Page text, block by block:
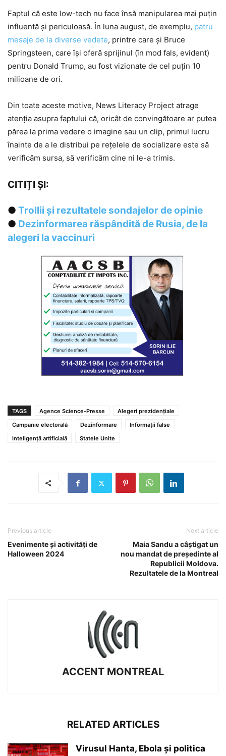
Faptul că este low-tech nu face însă manipularea mai puțin
influentă și periculoasă. În luna august, de exemplu, patru
mesaje de la diverse vedete, printre care și Bruce
Springsteen, care își oferă sprijinul (în mod fals, evident)
pentru Donald Trump, au fost vizionate de cel puțin 10
milioane de ori.
Din toate aceste motive, News Literacy Project atrage
atenția asupra faptului că, oricât de convingătoare ar putea
părea la prima vedere o imagine sau un clip, primul lucru
înainte de a le distribui pe rețelele de socializare este să
verificăm sursa, să verificăm cine ni le-a trimis.
CITIȚI ȘI:
● Trollii și rezultatele sondajelor de opinie
● Dezinformarea răspândită de Rusia, de la
alegeri la vaccinuri
TAGS Agence Science-Presse
Alegeri prezidențiale
Campanie electorală
Dezinformare
Informații false
Inteligență artificială
Statele Unite
Previous article
Evenimente și activități de
Halloween 2024
Next article
Maia Sandu a câştigat un
nou mandat de președinte al
Republicii Moldova.
Rezultatele de la Montreal
ACCENT MONTREAL
RELATED ARTICLES
Virusul Hanta, Ebola și politica